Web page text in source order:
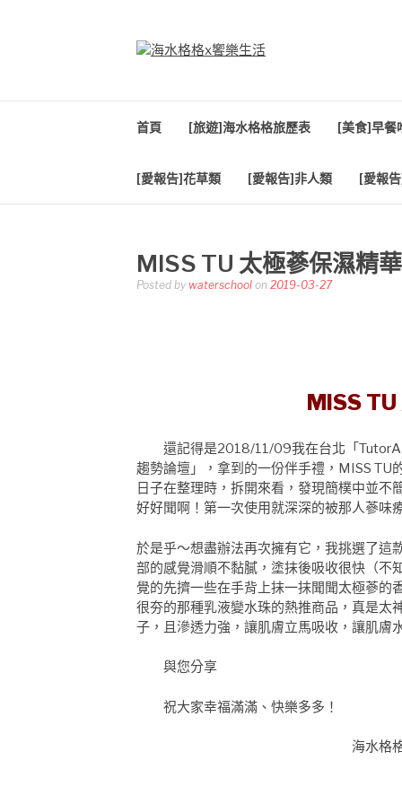
首頁 [旅遊]海水格格旅歷表 [美食]早餐
[愛報告]花草類 [愛報告]非人類 [愛報
MISS TU 太極蔘保濕精
Posted by waterschool on 2019-03-27
MISS TU
還記得是2018/11/09我在台北「
趨勢論壇」，拿到的一份伴手禮，MISS TU
日子在整理時，拆開來看，發現簡樸中並
好好聞啊！第一次使用就深深的被那人蔘味
於是乎～想盡辦法再次擁有它，我挑選了這
部的感覺滑順不黏膩，塗抹後吸收很快（不
覺的先擠一些在手背上抹一抹聞聞太極蔘的
很夯的那種乳液變水珠的熱推商品，真是太
子，且滲透力強，讓肌膚立馬吸收，讓肌膚
與您分享
祝大家幸福滿滿、快樂多多！
海水格